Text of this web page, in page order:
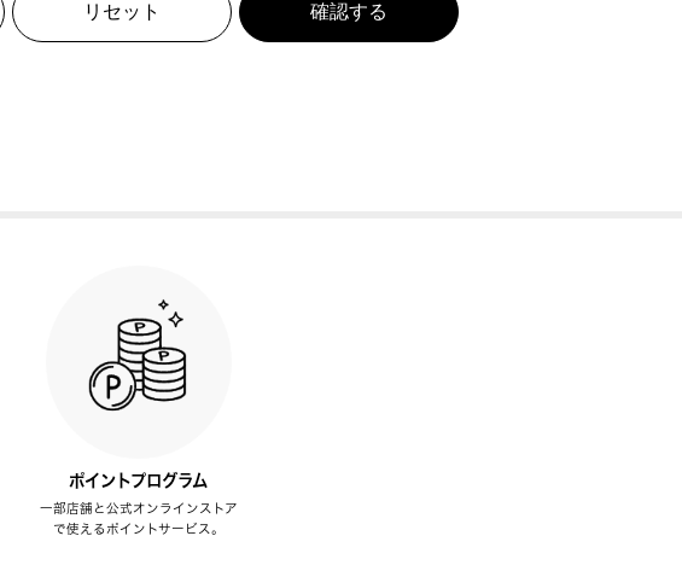
リセット 確認する
ポイントプログラム
一部店舗と公式オンラインストア
で使えるポイントサービス。